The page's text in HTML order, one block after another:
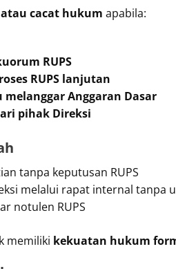
cacat hukum apabila:
RUPS
RUPS lanjutan
Anggaran Dasar
pihak Direksi
tanpa keputusan RUPS
melalui rapat internal tanpa
notulen RUPS
memiliki kekuatan hukum